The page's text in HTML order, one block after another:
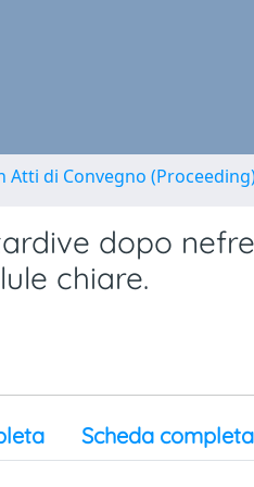
Atti di Convegno
dopo
chiare.
Scheda